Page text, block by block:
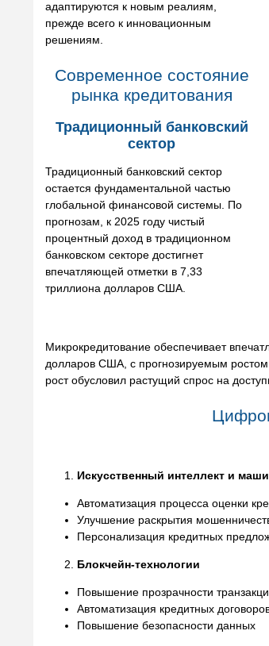
адаптируются к новым реалиям,
прежде всего к инновационным
решениям.
Современное состояние
рынка кредитования
Традиционный банковский
сектор
Традиционный банковский сектор
остается фундаментальной частью
глобальной финансовой системы. По
прогнозам, к 2025 году чистый
процентный доход в традиционном
банковском секторе достигнет
впечатляющей отметки в 7,33
триллиона долларов США.
Микрокредитование обеспечивает
долларов США, с прогнозируемым
рост обусловил растущий спрос на
Искусственный интеллект и
Автоматизация процесса оценки
Улучшение раскрытия
Персонализация кредитных
Блокчейн-технологии
Повышение прозрачности
Автоматизация кредитных
Повышение безопасности данных